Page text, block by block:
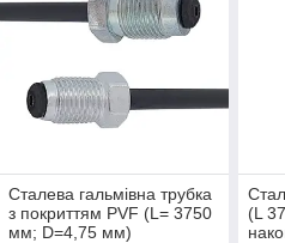
Сталева гальмівна трубка
з покриттям PVF (L= 3750
мм; D=4,75 мм)
(L